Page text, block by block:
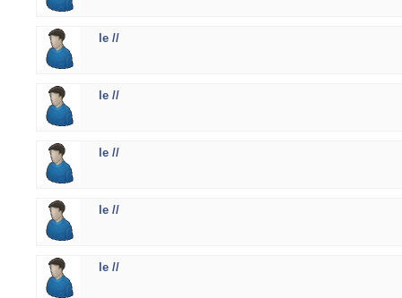
le //
le //
le //
le //
le //